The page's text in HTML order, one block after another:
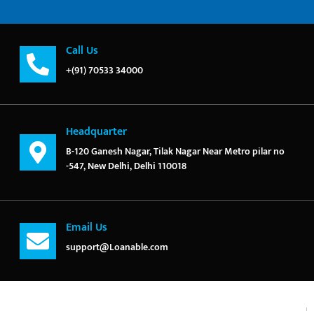
Call Us
+(91) 70533 34000
Headquarter
B-120 Ganesh Nagar, Tilak Nagar Near Metro pilar no
-547, New Delhi, Delhi 110018
Email Us
support@Loanable.com